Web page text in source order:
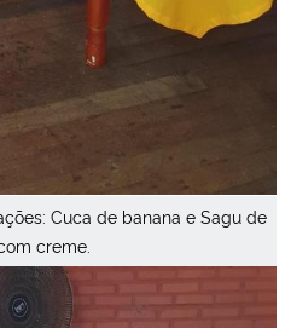
Cuca de banana e Sagu de
creme.